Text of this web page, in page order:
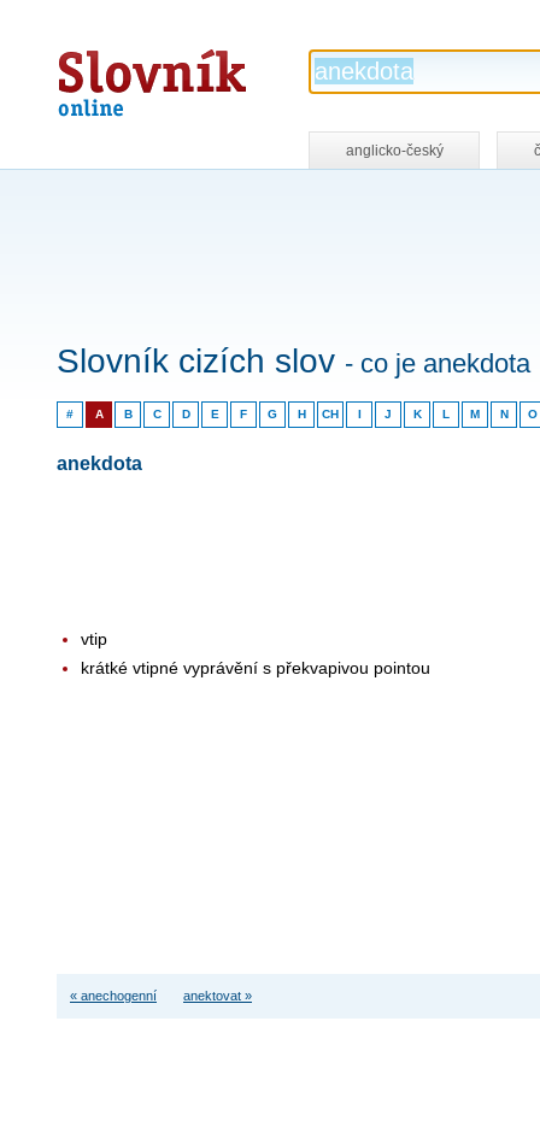
Slovník
online
anglicko-český
Slovník cizích slov - co je anekdota
# A B C D E F G H CH I J K L M N O
anekdota
vtip
krátké vtipné vyprávění s překvapivou pointou
« anechogenní anektovat »